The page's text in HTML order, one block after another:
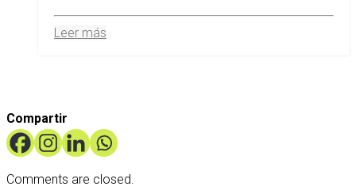
Leer más
Compartir
Comments are closed.